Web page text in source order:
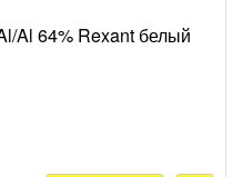
Al 64% Rexant белый